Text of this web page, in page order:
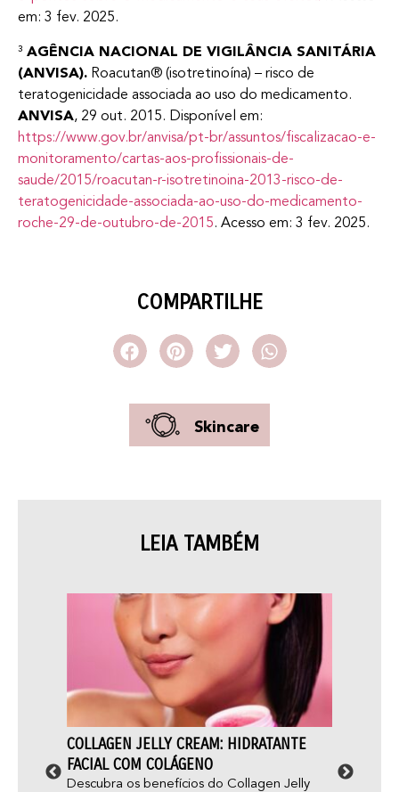
em: 3 fev. 2025.
³ AGÊNCIA NACIONAL DE VIGILÂNCIA SANITÁRIA
(ANVISA). Roacutan® (isotretinoína) – risco de
teratogenicidade associada ao uso do medicamento.
ANVISA, 29 out. 2015. Disponível em:
https://www.gov.br/anvisa/pt-br/assuntos/fiscalizacao-e-
monitoramento/cartas-aos-profissionais-de-
saude/2015/roacutan-r-isotretinoina-2013-risco-de-
teratogenicidade-associada-ao-uso-do-medicamento-
roche-29-de-outubro-de-2015. Acesso em: 3 fev. 2025.
COMPARTILHE
Skincare
LEIA TAMBÉM
COLLAGEN JELLY CREAM: HIDRATANTE
FACIAL COM COLÁGENO
Descubra os benefícios do Collagen Jelly